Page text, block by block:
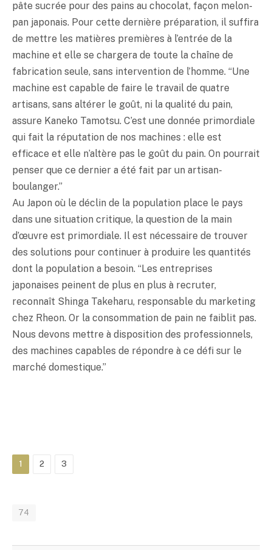
pâte sucrée pour des pains au chocolat, façon melon-
pan japonais. Pour cette dernière préparation, il suffira
de mettre les matières premières à l’entrée de la
machine et elle se chargera de toute la chaîne de
fabrication seule, sans intervention de l’homme. “Une
machine est capable de faire le travail de quatre
artisans, sans altérer le goût, ni la qualité du pain,
assure Kaneko Tamotsu. C’est une donnée primordiale
qui fait la réputation de nos machines : elle est
efficace et elle n’altère pas le goût du pain. On pourrait
penser que ce dernier a été fait par un artisan-
boulanger.”
Au Japon où le déclin de la population place le pays
dans une situation critique, la question de la main
d’œuvre est primordiale. Il est nécessaire de trouver
des solutions pour continuer à produire les quantités
dont la population a besoin. “Les entreprises
japonaises peinent de plus en plus à recruter,
reconnaît Shinga Takeharu, responsable du marketing
chez Rheon. Or la consommation de pain ne faiblit pas.
Nous devons mettre à disposition des professionnels,
des machines capables de répondre à ce défi sur le
marché domestique.”
1 2 3
74